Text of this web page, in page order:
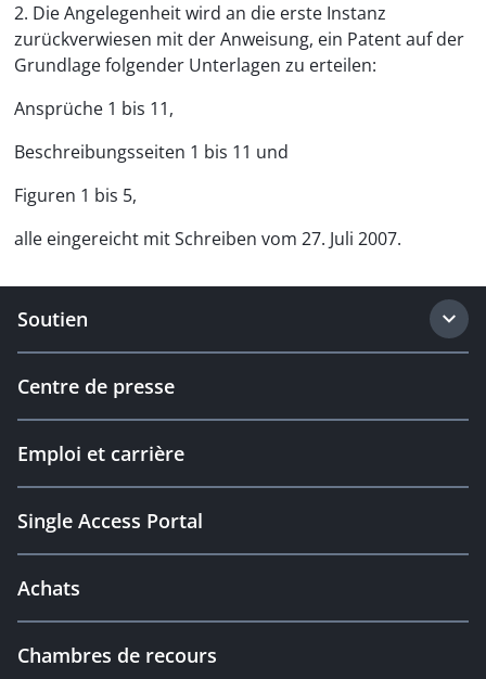
2. Die Angelegenheit wird an die erste Instanz
zurückverwiesen mit der Anweisung, ein Patent auf der
Grundlage folgender Unterlagen zu erteilen:
Ansprüche 1 bis 11,
Beschreibungsseiten 1 bis 11 und
Figuren 1 bis 5,
alle eingereicht mit Schreiben vom 27. Juli 2007.
Soutien
Centre de presse
Emploi et carrière
Single Access Portal
Achats
Chambres de recours